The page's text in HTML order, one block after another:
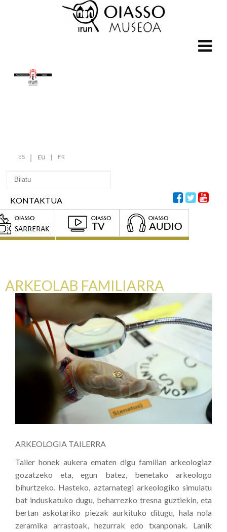
ES EU FR
KONTAKTUA
ARKEOLAB FAMILIARRA
ARKEOLOGIA TAILERRA
Tailer honek aukera ematen digu familian arkeologiaz
gozatzeko eta, egun batez, benetako arkeologo
bihurtzeko. Hasteko, aztarnategi arkeologiko simulatu
bat induskatuko dugu, beharrezko tresna guztiekin, eta
bertan askotariko piezak aurkituko ditugu, hala nola
zeramika arrastoak, hezurrak edo txanponak. Lanik